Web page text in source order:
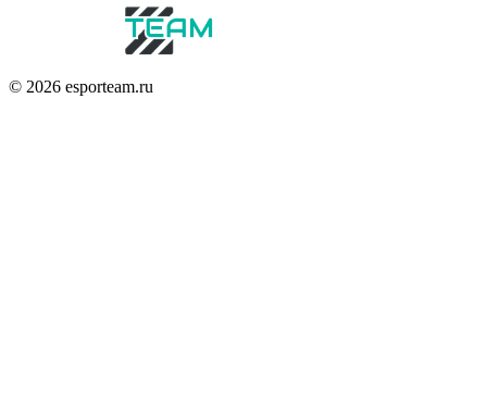
© 2026 esporteam.ru